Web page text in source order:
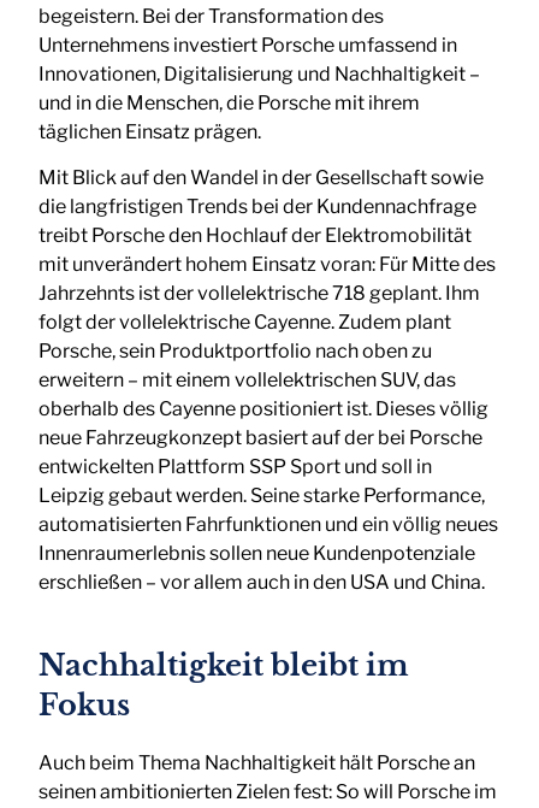
begeistern. Bei der Transformation des
Unternehmens investiert Porsche umfassend in
Innovationen, Digitalisierung und Nachhaltigkeit –
und in die Menschen, die Porsche mit ihrem
täglichen Einsatz prägen.
Mit Blick auf den Wandel in der Gesellschaft sowie
die langfristigen Trends bei der Kundennachfrage
treibt Porsche den Hochlauf der Elektromobilität
mit unverändert hohem Einsatz voran: Für Mitte des
Jahrzehnts ist der vollelektrische 718 geplant. Ihm
folgt der vollelektrische Cayenne. Zudem plant
Porsche, sein Produktportfolio nach oben zu
erweitern – mit einem vollelektrischen SUV, das
oberhalb des Cayenne positioniert ist. Dieses völlig
neue Fahrzeugkonzept basiert auf der bei Porsche
entwickelten Plattform SSP Sport und soll in
Leipzig gebaut werden. Seine starke Performance,
automatisierten Fahrfunktionen und ein völlig neues
Innenraumerlebnis sollen neue Kundenpotenziale
erschließen – vor allem auch in den USA und China.
Nachhaltigkeit bleibt im
Fokus
Auch beim Thema Nachhaltigkeit hält Porsche an
seinen ambitionierten Zielen fest: So will Porsche im